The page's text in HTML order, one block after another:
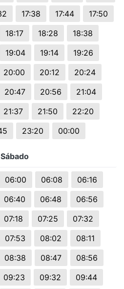
17:38 17:44
17:50
18:17 18:28
18:38
19:04 19:14
19:26
20:00 20:12
20:24
20:47 20:56
21:04
21:37 21:50
22:20
23:20 00:00
Sábado
06:00 06:08
06:16
06:40 06:48
06:56
07:18 07:25
07:32
07:53 08:02
08:11
08:38 08:47
08:56
09:23 09:32 09:44